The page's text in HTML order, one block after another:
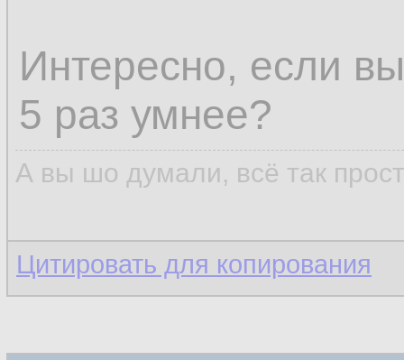
Интересно, если
5 раз умнее?
А вы шо думали, всё так
Цитировать для копирования